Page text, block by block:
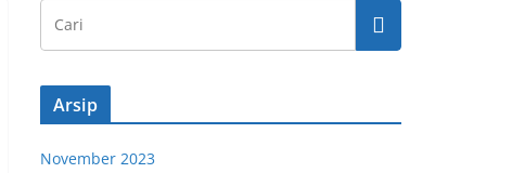
Arsip
November 2023